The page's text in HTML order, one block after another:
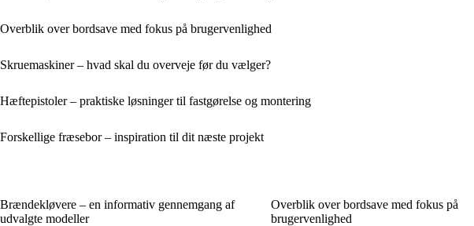
Overblik over bordsave med fokus på brugervenlighed
Skruemaskiner – hvad skal du overveje før du vælger?
Hæftepistoler – praktiske løsninger til fastgørelse og montering
Forskellige fræsebor – inspiration til dit næste projekt
Brændekløvere – en informativ gennemgang af
udvalgte modeller
Overblik over bordsave med fokus på
brugervenlighed